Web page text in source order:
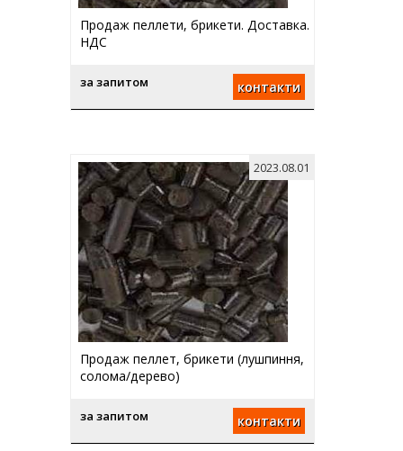
Продаж пеллети, брикети. Доставка.
НДС
за запитом контакти
Продаж пеллет, брикети (лушпиння,
солома/дерево)
за запитом контакти
2023.08.01